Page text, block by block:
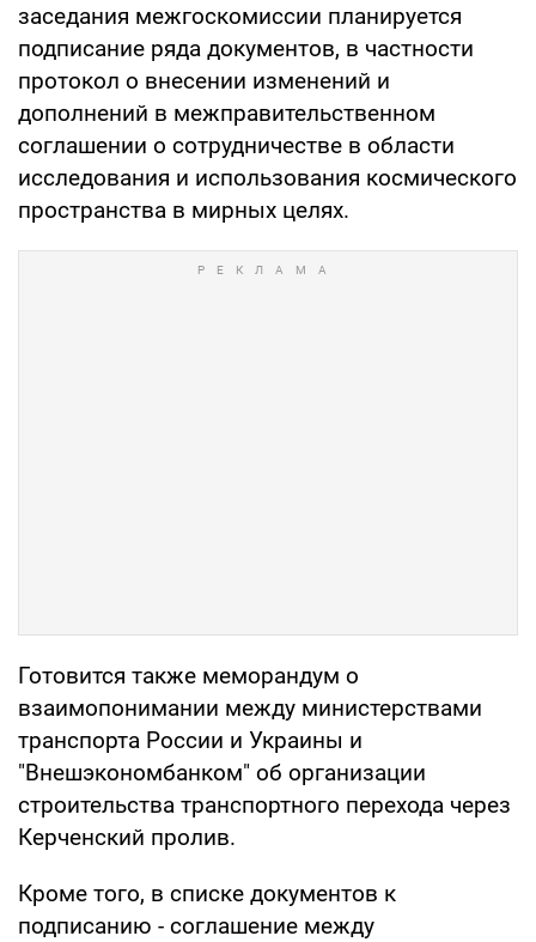
заседания межгоскомиссии планируется
подписание ряда документов, в частности
протокол о внесении изменений и
дополнений в межправительственном
соглашении о сотрудничестве в области
исследования и использования космического
пространства в мирных целях.
Готовится также меморандум о
взаимопонимании между министерствами
транспорта России и Украины и
"Внешэкономбанком" об организации
строительства транспортного перехода через
Керченский пролив.
Кроме того, в списке документов к
подписанию - соглашение между